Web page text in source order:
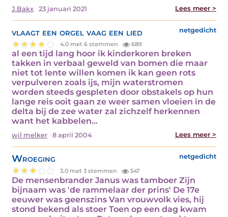
J.Bakx 23 januari 2021 Lees meer >
vlaagt een orgel vaag een lied netgedicht
4.0 met 6 stemmen 689
al een tijd lang hoor ik kinderkoren breken
takken in verbaal geweld van bomen die maar
niet tot lente willen komen ik kan geen rots
verpulveren zoals ijs, mijn waterstromen
worden steeds gespleten door obstakels op hun
lange reis ooit gaan ze weer samen vloeien in de
delta bij de zee water zal zichzelf herkennen
want het kabbelen…
wil melker 8 april 2004 Lees meer >
Wroeging netgedicht
3.0 met 3 stemmen 547
De mensenbrander Janus was tamboer Zijn
bijnaam was 'de rammelaar der prins' De 17e
eeuwer was geenszins Van vrouwvolk vies, hij
stond bekend als stoer Toen op een dag kwam